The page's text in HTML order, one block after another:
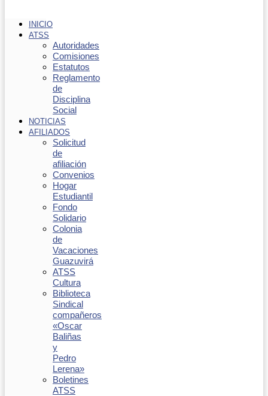
INICIO
ATSS
Autoridades
Comisiones
Estatutos
Reglamento
de
Disciplina
Social
NOTICIAS
AFILIADOS
Solicitud
de
afiliación
Convenios
Hogar
Estudiantil
Fondo
Solidario
Colonia
de
Vacaciones
Guazuvirá
ATSS
Cultura
Biblioteca
Sindical
compañeros
«Oscar
Baliñas
y
Pedro
Lerena»
Boletines
ATSS